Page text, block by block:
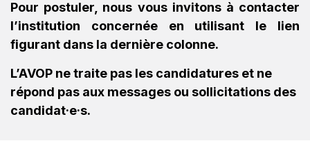
Pour postuler, nous vous invitons à contacter
l’institution concernée en utilisant le lien
figurant dans la dernière colonne.
L’AVOP ne traite pas les candidatures et ne
répond pas aux messages ou sollicitations des
candidat·e·s.